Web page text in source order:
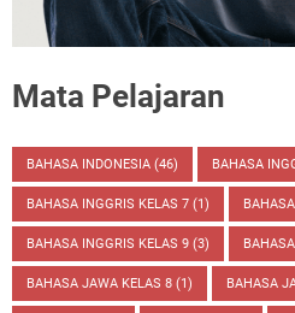
Mata Pelajaran
BAHASA INDONESIA (46) BAHASA
BAHASA INGGRIS KELAS 7 (1)
BAHASA INGGRIS KELAS 9 (3)
BAHASA JAWA KELAS 8 (1) BAHASA